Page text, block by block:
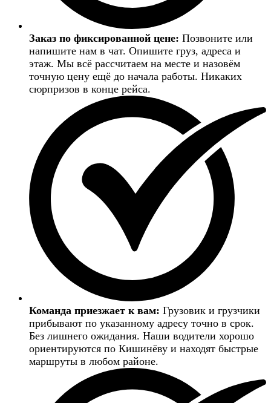
Заказ по фиксированной цене: Позвоните или
напишите нам в чат. Опишите груз, адреса и
этаж. Мы всё рассчитаем на месте и назовём
точную цену ещё до начала работы. Никаких
сюрпризов в конце рейса.
Команда приезжает к вам: Грузовик и грузчики
прибывают по указанному адресу точно в срок.
Без лишнего ожидания. Наши водители хорошо
ориентируются по Кишинёву и находят быстрые
маршруты в любом районе.